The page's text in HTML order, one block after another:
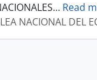
… Read
NACIONAL DEL